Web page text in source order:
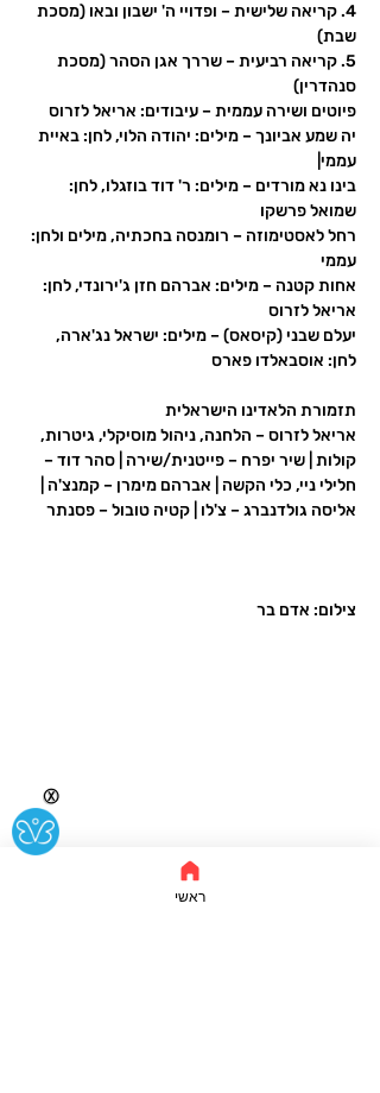
4. קריאה שלישית – ופדויי ה' ישבון ובאו (מסכת
שבת)
5. קריאה רביעית – שררך אגן הסהר (מסכת
סנהדרין)
פיוטים ושירה עממית – עיבודים: אריאל לזרוס
יה שמע אביונך – מילים: יהודה הלוי, לחן: באיית
עממי|
בינו נא מורדים – מילים: ר' דוד בוזגלו, לחן:
שמואל פרשקו
רחל לאסטימוזה – רומנסה בחכתיה, מילים ולחן:
עממי
אחות קטנה – מילים: אברהם חזן ג'ירונדי, לחן:
אריאל לזרוס
יעלם שבני (קיסאס) – מילים: ישראל נג'ארה,
לחן: אוסבאלדו פארס
תזמורת הלאדינו הישראלית
אריאל לזרוס – הלחנה, ניהול מוסיקלי, גיטרות,
קולות | שיר יפרח – פייטנית/שירה | סהר דוד –
חלילי ניי, כלי הקשה | אברהם מימרן – קמנצ'ה |
אליסה גולדנברג – צ'לו | קטיה טובול – פסנתר
צילום: אדם בר
ראשי
Ⓧ